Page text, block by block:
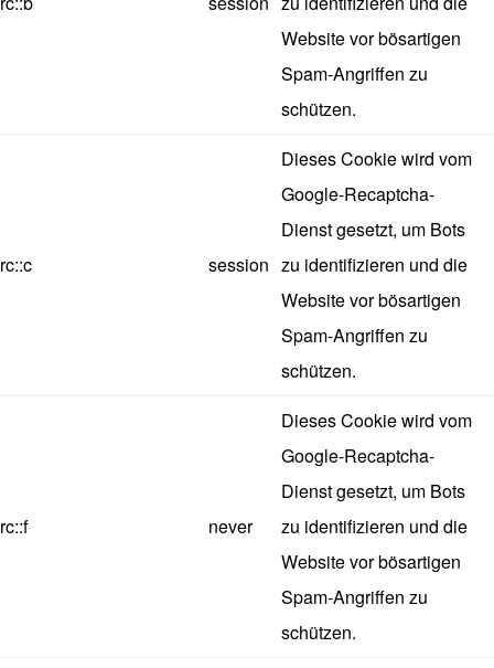
Website vor bösartigen
Spam-Angriffen zu
schützen.
rc::c session
Dieses Cookie wird vom
Google-Recaptcha-
Dienst gesetzt, um Bots
zu identifizieren und die
Website vor bösartigen
Spam-Angriffen zu
schützen.
rc::f never
Dieses Cookie wird vom
Google-Recaptcha-
Dienst gesetzt, um Bots
zu identifizieren und die
Website vor bösartigen
Spam-Angriffen zu
schützen.